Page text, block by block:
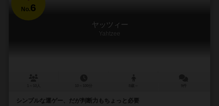
No.6
ヤッツィー
Yahtzee
シンプルな運ゲー、だが判断力もちょっと必要